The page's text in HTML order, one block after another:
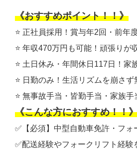
《おすすめポイント！！》
⭐️ 正社員採用！賞与年2回・前年
⭐️ 年収470万円も可能！頑張りが
⭐️ 土日休み・年間休日117日！
⭐️ 日勤のみ！生活リズムを崩さず
⭐️ 無事故手当・皆勤手当・家族手
《こんな方におすすめ！！
✅【必須】中型自動車免許・フ
✅配送経験やフォークリフト経